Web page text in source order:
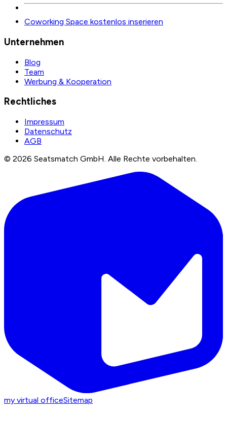
Coworking Space kostenlos inserieren
Unternehmen
Blog
Team
Werbung & Kooperation
Rechtliches
Impressum
Datenschutz
AGB
© 2026 Seatsmatch GmbH. Alle Rechte vorbehalten.
my virtual officeSitemap